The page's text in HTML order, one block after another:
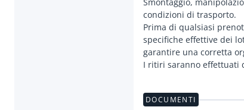
Smontaggio,
condizioni di trasporto.
Prima di qualsiasi
specifiche effettive dei
garantire una corretta
I ritiri saranno effettuati
DOCUMENTI